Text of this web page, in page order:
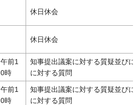
休日休会
休日休会
午前1
0時
知事提出議案に対する質疑並びに
に対する質問
午前1
0時
知事提出議案に対する質疑並びに
に対する質問